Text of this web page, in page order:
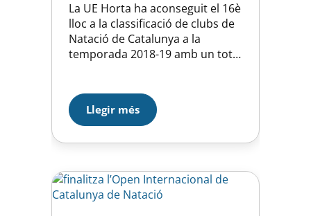
La UE Horta ha aconseguit el 16è
lloc a la classificació de clubs de
Natació de Catalunya a la
temporada 2018-19 amb un total
llocs en la classificació respecte a
la temporada anterior. En
aquest barem que anualment
estableix la Federació Catalana…
Llegir més